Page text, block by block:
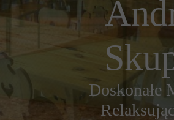
Doskonałe